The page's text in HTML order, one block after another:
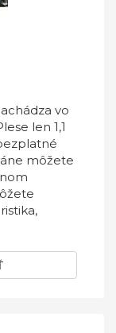
vo
len 1,1
môžete